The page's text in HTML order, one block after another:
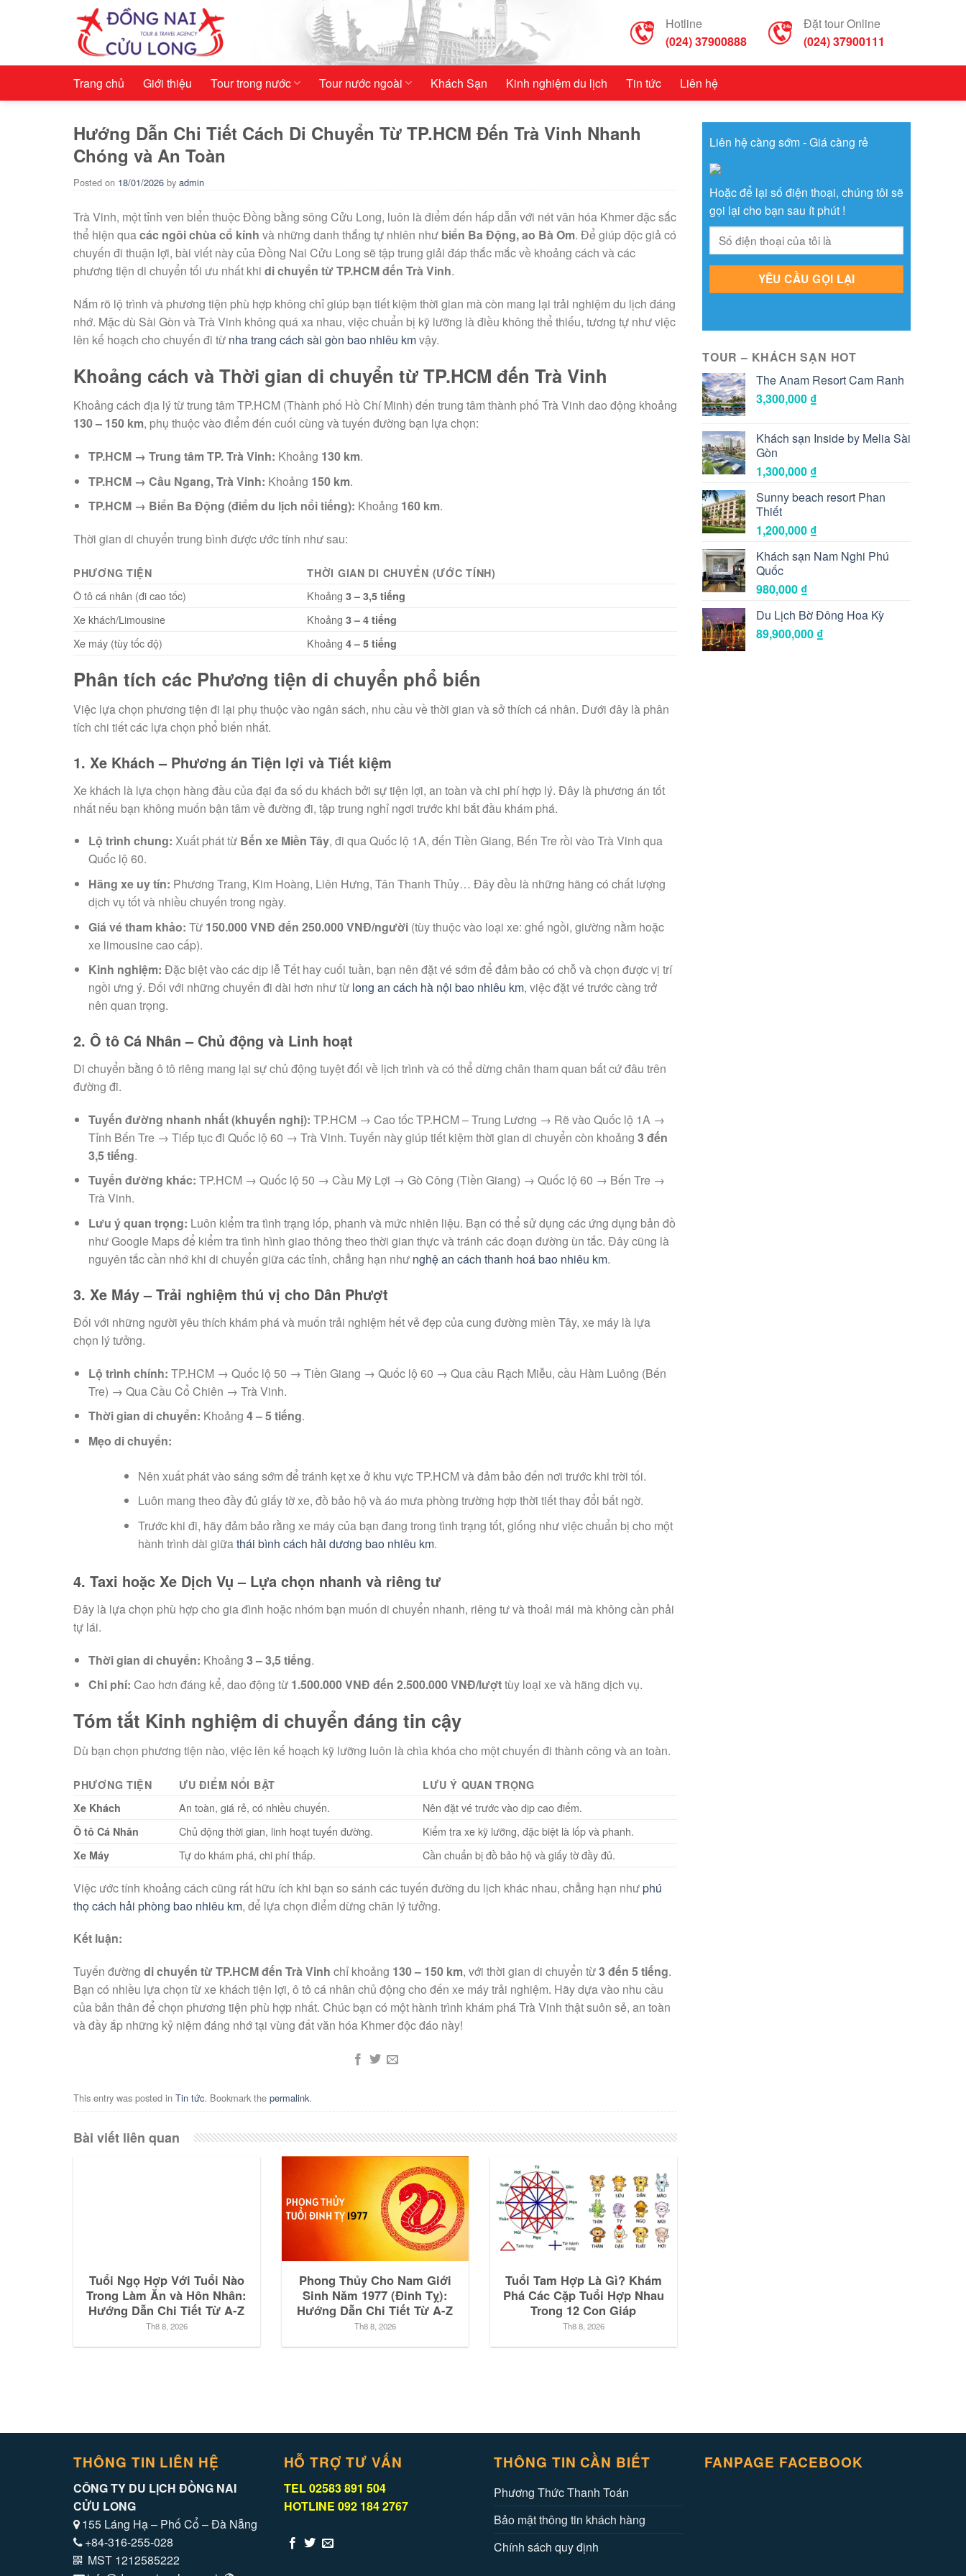
Hotline
(024) 37900888
Đặt tour Online
(024) 37900111
Trang chủ Giới thiệu Tour trong nước Tour nước ngoài Khách Sạn Kinh nghiệm du lịch Tin tức Liên hệ
Hướng Dẫn Chi Tiết Cách Di Chuyển Từ TP.HCM Đến Trà Vinh Nhanh
Chóng và An Toàn
Posted on 18/01/2026 by admin
Trà Vinh, một tỉnh ven biển thuộc Đồng bằng sông Cửu Long, luôn là điểm đến hấp dẫn với nét văn hóa Khmer đặc sắc
thể hiện quacác ngôi chùa cổ kính và những danh thắng tự nhiên như biển Ba Động, ao Bà Om. Để giúp độc giả có
chuyến đi thuận lợi, bài viết này của Đồng Nai Cửu Long sẽ tập trung giải đáp thắc mắc về khoảng cách và các
phương tiện di chuyển tối ưu nhất khi di chuyển từ TP.HCM đến Trà Vinh.
Nắm rõ lộ trình và phương tiện phù hợp không chỉ giúp bạn tiết kiệm thời gian mà còn mang lại trải nghiệm du lịch đáng
nhớ. Mặc dù Sài Gòn và Trà Vinh không quá xa nhau, việc chuẩn bị kỹ lưỡng là điều không thể thiếu, tương tự như việc
lên kế hoạch cho chuyến đi từ nha trang cách sài gòn bao nhiêu kmvậy.
Khoảng cách và Thời gian di chuyển từ TP.HCM đến Trà Vinh
Khoảng cách địa lý từ trung tâm TP.HCM (Thành phố Hồ Chí Minh) đến trung tâm thành phố Trà Vinh dao động khoảng
130 – 150 km, phụ thuộc vào điểm đến cuối cùng và tuyến đường bạn lựa chọn:
TP.HCM → Trung tâm TP. Trà Vinh: Khoảng 130 km.
TP.HCM → Cầu Ngang, Trà Vinh: Khoảng 150 km.
TP.HCM → Biển Ba Động (điểm du lịch nổi tiếng): Khoảng 160 km.
Thời gian di chuyển trung bình được ước tính như sau:
PHƯƠNG TIỆN THỜI GIAN DI CHUYỂN (ƯỚC TÍNH)
Ô tô cá nhân (đi cao tốc) Khoảng3 – 3,5 tiếng
Xe khách/Limousine Khoảng3 – 4 tiếng
Xe máy (tùy tốc độ) Khoảng4 – 5 tiếng
Phân tích các Phương tiện di chuyển phổ biến
Việc lựa chọn phương tiện đi lại phụ thuộc vào ngân sách, nhu cầu về thời gian và sở thích cá nhân. Dưới đây là phân
tích chi tiết các lựa chọn phổ biến nhất.
1. Xe Khách – Phương án Tiện lợi và Tiết kiệm
Xe khách là lựa chọn hàng đầu của đại đa số du khách bởi sự tiện lợi, an toàn và chi phí hợp lý. Đây là phương án tốt
nhất nếu bạn không muốn bận tâm về đường đi, tập trung nghỉ ngơi trước khi bắt đầu khám phá.
Lộ trình chung: Xuất phát từ Bến xe Miền Tây, đi qua Quốc lộ 1A, đến Tiền Giang, Bến Tre rồi vào Trà Vinh qua
Quốc lộ 60.
Hãng xe uy tín: Phương Trang, Kim Hoàng, Liên Hưng, Tân Thanh Thủy… Đây đều là những hãng có chất lượng
dịch vụ tốt và nhiều chuyến trong ngày.
Giá vé tham khảo: Từ 150.000 VNĐ đến 250.000 VNĐ/người(tùy thuộc vào loại xe: ghế ngồi, giường nằm hoặc
xe limousine cao cấp).
Kinh nghiệm: Đặc biệt vào các dịp lễ Tết hay cuối tuần, bạn nên đặt vé sớm để đảm bảo có chỗ và chọn được vị trí
ngồi ưng ý. Đối với những chuyến đi dài hơn như từ long an cách hà nội bao nhiêu km, việc đặt vé trước càng trở
nên quan trọng.
2. Ô tô Cá Nhân – Chủ động và Linh hoạt
Di chuyển bằng ô tô riêng mang lại sự chủ động tuyệt đối về lịch trình và có thể dừng chân tham quan bất cứ đâu trên
đường đi.
Tuyến đường nhanh nhất (khuyến nghị): TP.HCM → Cao tốc TP.HCM – Trung Lương → Rẽ vào Quốc lộ 1A →
Tỉnh Bến Tre → Tiếp tục đi Quốc lộ 60 → Trà Vinh. Tuyến này giúp tiết kiệm thời gian di chuyển còn khoảng 3 đến
3,5 tiếng.
Tuyến đường khác: TP.HCM → Quốc lộ 50 → Cầu Mỹ Lợi → Gò Công (Tiền Giang) → Quốc lộ 60 → Bến Tre →
Trà Vinh.
Lưu ý quan trọng: Luôn kiểm tra tình trạng lốp, phanh và mức nhiên liệu. Bạn có thể sử dụng các ứng dụng bản đồ
như Google Maps để kiểm tra tình hình giao thông theo thời gian thực và tránh các đoạn đường ùn tắc. Đây cũng là
nguyên tắc cần nhớ khi di chuyển giữa các tỉnh, chẳng hạn như nghệ an cách thanh hoá bao nhiêu km.
3. Xe Máy – Trải nghiệm thú vị cho Dân Phượt
Đối với những người yêu thích khám phá và muốn trải nghiệm hết vẻ đẹp của cung đường miền Tây, xe máy là lựa
chọn lý tưởng.
Lộ trình chính: TP.HCM → Quốc lộ 50 → Tiền Giang → Quốc lộ 60 → Qua cầu Rạch Miễu, cầu Hàm Luông (Bến
Tre) → Qua Cầu Cổ Chiên → Trà Vinh.
Thời gian di chuyển: Khoảng 4 – 5 tiếng.
Mẹo di chuyển:
Nên xuất phát vào sáng sớm để tránh kẹt xe ở khu vực TP.HCM và đảm bảo đến nơi trước khi trời tối.
Luôn mang theo đầy đủ giấy tờ xe, đồ bảo hộ và áo mưa phòng trường hợp thời tiết thay đổi bất ngờ.
Trước khi đi, hãy đảm bảo rằng xe máy của bạn đang trong tình trạng tốt, giống như việc chuẩn bị cho một
hành trình dài giữathái bình cách hải dương bao nhiêu km.
4. Taxi hoặc Xe Dịch Vụ – Lựa chọn nhanh và riêng tư
Đây là lựa chọn phù hợp cho gia đình hoặc nhóm bạn muốn di chuyển nhanh, riêng tư và thoải mái mà không cần phải
tự lái.
Thời gian di chuyển: Khoảng 3 – 3,5 tiếng.
Chi phí: Cao hơn đáng kể, dao động từ 1.500.000 VNĐ đến 2.500.000 VNĐ/lượttùy loại xe và hãng dịch vụ.
Tóm tắt Kinh nghiệm di chuyển đáng tin cậy
Dù bạn chọn phương tiện nào, việc lên kế hoạch kỹ lưỡng luôn là chìa khóa cho một chuyến đi thành công và an toàn.
PHƯƠNG TIỆN ƯU ĐIỂM NỔI BẬT
LƯU Ý QUAN TRỌNG
Xe Khách
An toàn, giá rẻ, có nhiều chuyến. Nên đặt vé trước vào dịp cao điểm.
Ô tô Cá Nhân Chủ động thời gian, linh hoạt tuyến đường. Kiểm tra xe kỹ lưỡng, đặc biệt là lốp và phanh.
Xe Máy Tự do khám phá, chi phí thấp. Cần chuẩn bị đồ bảo hộ và giấy tờ đầy đủ.
Việc ước tính khoảng cách cũng rất hữu ích khi bạn so sánh các tuyến đường du lịch khác nhau, chẳng hạn nhưphú
thọ cách hải phòng bao nhiêu km, để lựa chọn điểm dừng chân lý tưởng.
Kết luận:
Tuyến đường di chuyển từ TP.HCM đến Trà Vinh chỉ khoảng 130 – 150 km, với thời gian di chuyển từ3 đến 5 tiếng.
Bạn có nhiều lựa chọn từ xe khách tiện lợi, ô tô cá nhân chủ động cho đến xe máy trải nghiệm. Hãy dựa vào nhu cầu
của bản thân để chọn phương tiện phù hợp nhất. Chúc bạn có một hành trình khám phá Trà Vinh thật suôn sẻ, an toàn
và đầy ắp những kỷ niệm đáng nhớ tại vùng đất văn hóa Khmer độc đáo này!
This entry was posted in Tin tức. Bookmark the permalink.
Bài viết liên quan
Tuổi Ngọ Hợp Với Tuổi Nào
Trong Làm Ăn và Hôn Nhân:
Hướng Dẫn Chi Tiết Từ A-Z
Th8 8, 2026
Phong Thủy Cho Nam Giới
Sinh Năm 1977 (Đinh Tỵ):
Hướng Dẫn Chi Tiết Từ A-Z
Th8 8, 2026
Tuổi Tam Hợp Là Gì? Khám
Phá Các Cặp Tuổi Hợp Nhau
Trong 12 Con Giáp
Th8 8, 2026
Liên hệ càng sớm - Giá càng rẻ
Hoặc để lại số điện thoại, chúng tôi sẽ
gọi lại cho bạn sau ít phút !
TOUR – KHÁCH SẠN HOT
The Anam Resort Cam Ranh
3,300,000 ₫
Khách sạn Inside by Melia Sài
Gòn
1,300,000 ₫
Sunny beach resort Phan
Thiết
1,200,000 ₫
Khách sạn Nam Nghi Phú
Quốc
980,000 ₫
Du Lịch Bờ Đông Hoa Kỳ
89,900,000 ₫
THÔNG TIN LIÊN HỆ
CÔNG TY DU LỊCH ĐỒNG NAI
CỬU LONG
155 Láng Hạ – Phố Cổ – Đà Nẵng
+84-316-255-028
MST 1212585222
HỖ TRỢ TƯ VẤN
TEL 02583 891 504
HOTLINE 092 184 2767
THÔNG TIN CẦN BIẾT
Phương Thức Thanh Toán
Bảo mật thông tin khách hàng
Chính sách quy định
FANPAGE FACEBOOK